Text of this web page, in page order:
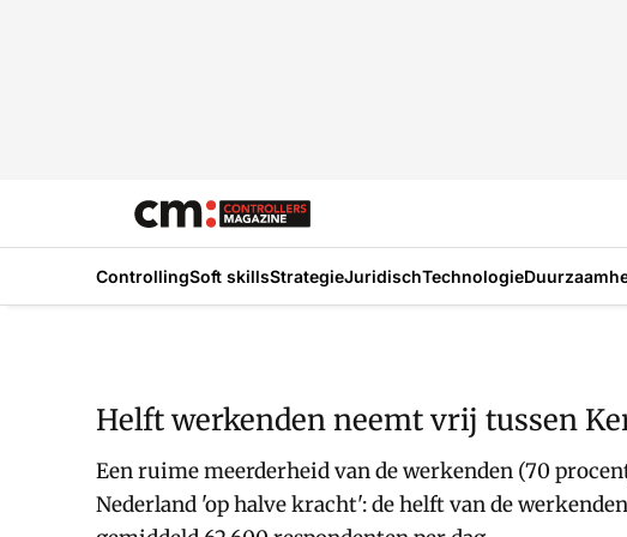
ControllingSoft skillsStrategieJuridischTechnologie
Helft werkenden neemt vrij tussen
Een ruime meerderheid van de werkenden (70
Nederland 'op halve kracht': de helft van de